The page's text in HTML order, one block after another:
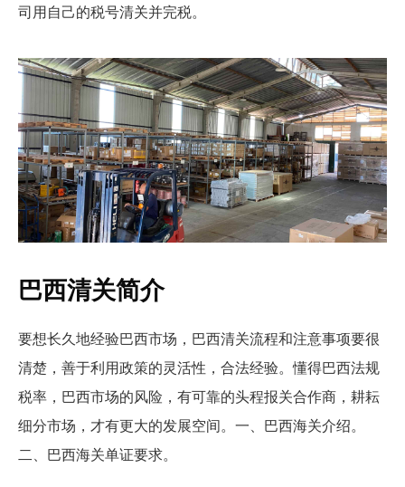
司用自己的税号清关并完税。
巴西清关简介
要想长久地经验巴西市场，巴西清关流程和注意事项要很
清楚，善于利用政策的灵活性，合法经验。懂得巴西法规
税率，巴西市场的风险，有可靠的头程报关合作商，耕耘
细分市场，才有更大的发展空间。一、巴西海关介绍。
二、巴西海关单证要求。